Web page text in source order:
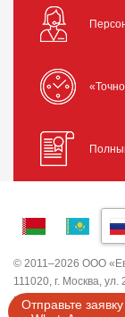
Отправьте заявку
© 2011–2026 ООО
111020, г. Москва,
помещение I, комната